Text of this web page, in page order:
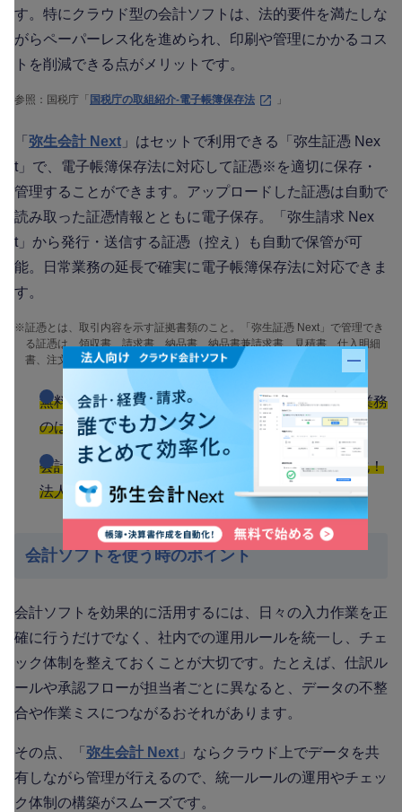
バナー
す。特にクラウド型の会計ソフトは、法的要件を満たしな
がらペーパーレス化を進められ、印刷や管理にかかるコス
トを削減できる点がメリットです。
参照：国税庁「 国税庁の取組紹介-電子帳簿保存法 」
「 弥生会計 Next 」はセットで利用できる「弥生証憑 Nex
t」で、電子帳簿保存法に対応して証憑※を適切に保存・
管理することができます。アップロードした証憑は自動で
読み取った証憑情報とともに電子保存。「弥生請求 Nex
t」から発行・送信する証憑（控え）も自動で保管が可
能。日常業務の延長で確実に電子帳簿保存法に対応できま
す。
※証憑とは、取引内容を示す証拠書類のこと。「弥生証憑 Next」で管理でき
る証憑は、領収書、請求書、納品書、納品書兼請求書、見積書、仕入明細
書、注文書、その他の証憑です。
無料お役立ち資料【一人でも乗り越えられる 会計業務
のはじめかた】をダウンロードする
会計・経費・請求、誰でもカンタンまとめて効率化！
法人向けクラウド会計ソフト「弥生会計 Next」
会計ソフトを使う時のポイント
会計ソフトを効果的に活用するには、日々の入力作業を正
確に行うだけでなく、社内での運用ルールを統一し、チェ
ック体制を整えておくことが大切です。たとえば、仕訳ル
ールや承認フローが担当者ごとに異なると、データの不整
合や作業ミスにつながるおそれがあります。
その点、「 弥生会計 Next 」ならクラウド上でデータを共
有しながら管理が行えるので、統一ルールの運用やチェッ
ク体制の構築がスムーズです。